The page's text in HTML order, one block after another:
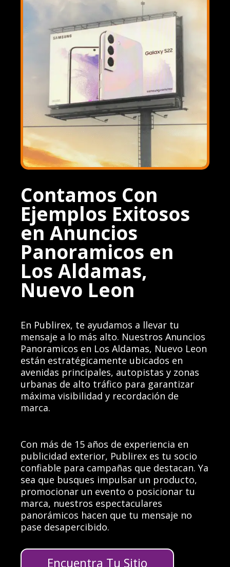
Contamos Con
Ejemplos Exitosos
en Anuncios
Panoramicos en
Los Aldamas,
Nuevo Leon
En Publirex, te ayudamos a llevar tu
mensaje a lo más alto. Nuestros Anuncios
Panoramicos en Los Aldamas, Nuevo Leon
están estratégicamente ubicados en
avenidas principales, autopistas y zonas
urbanas de alto tráfico para garantizar
máxima visibilidad y recordación de
marca.
Con más de 15 años de experiencia en
publicidad exterior, Publirex es tu socio
confiable para campañas que destacan. Ya
sea que busques impulsar un producto,
promocionar un evento o posicionar tu
marca, nuestros espectaculares
panorámicos hacen que tu mensaje no
pase desapercibido.
Encuentra Tu Sitio